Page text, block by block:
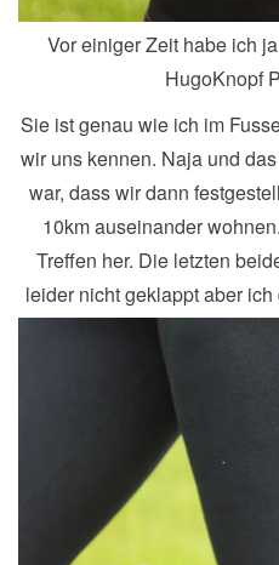
Vor einiger Zeit habe ich
HugoKnopf
Sie ist genau wie ich im
wir uns kennen. Naja und
war, dass wir dann
10km auseinander
Treffen her. Die letzten
leider nicht geklappt aber